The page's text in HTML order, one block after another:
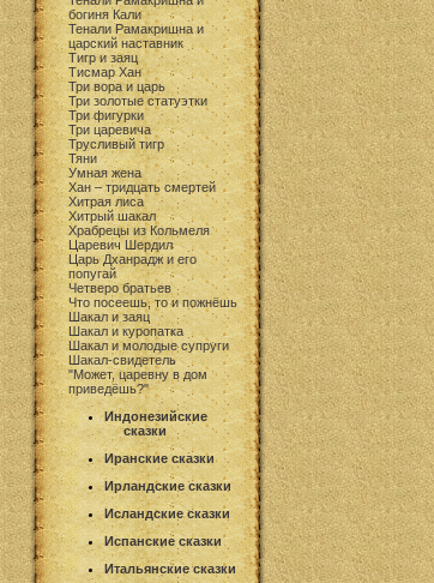
богиня Кали
Тенали Рамакришна и
царский наставник
Тигр и заяц
Тисмар Хан
Три вора и царь
Три золотые статуэтки
Три фигурки
Три царевича
Трусливый тигр
Тяни
Умная жена
Хан – тридцать смертей
Хитрая лиса
Хитрый шакал
Храбрецы из Кольмеля
Царевич Шердил
Царь Дханрадж и его
попугай
Четверо братьев
Что посеешь, то и пожнёшь
Шакал и заяц
Шакал и куропатка
Шакал и молодые супруги
Шакал-свидетель
"Может, царевну в дом
приведёшь?"
Индонезийские
сказки
Иранские сказки
Ирландские сказки
Исландские сказки
Испанские сказки
Итальянские сказки